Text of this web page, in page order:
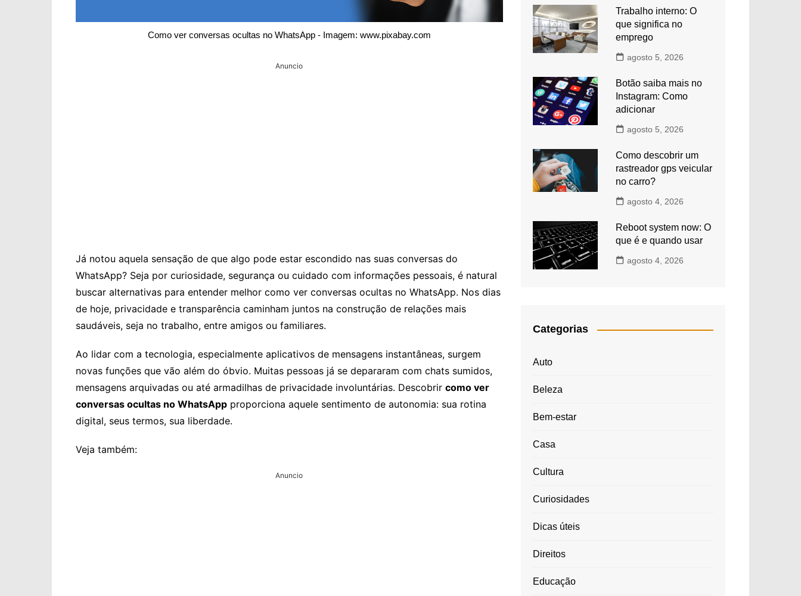
Como ver conversas ocultas no WhatsApp - Imagem: www.pixabay.com
Anuncio
Já notou aquela sensação de que algo pode estar escondido nas suas conversas do
WhatsApp? Seja por curiosidade, segurança ou cuidado com informações pessoais, é natural
buscar alternativas para entender melhor como ver conversas ocultas no WhatsApp. Nos dias
de hoje, privacidade e transparência caminham juntos na construção de relações mais
saudáveis, seja no trabalho, entre amigos ou familiares.
Ao lidar com a tecnologia, especialmente aplicativos de mensagens instantâneas, surgem
novas funções que vão além do óbvio. Muitas pessoas já se depararam com chats sumidos,
mensagens arquivadas ou até armadilhas de privacidade involuntárias. Descobrir como ver
conversas ocultas no WhatsApp proporciona aquele sentimento de autonomia: sua rotina
digital, seus termos, sua liberdade.
Veja também:
Anuncio
Trabalho interno: O
que significa no
emprego
agosto 5, 2026
Botão saiba mais no
Instagram: Como
adicionar
agosto 5, 2026
Como descobrir um
rastreador gps veicular
no carro?
agosto 4, 2026
Reboot system now: O
que é e quando usar
agosto 4, 2026
Categorias
Auto
Beleza
Bem-estar
Casa
Cultura
Curiosidades
Dicas úteis
Direitos
Educação